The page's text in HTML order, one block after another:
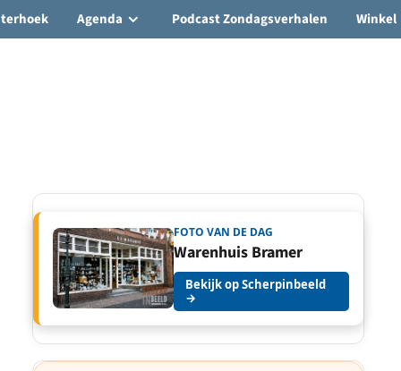
Agenda Podcast Zondagsverhalen Winkel
FOTO VAN DE DAG
Warenhuis Bramer
Bekijk op Scherpinbeeld
→